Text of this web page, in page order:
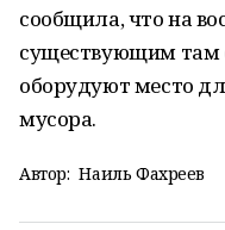
сообщила, что на
существующим там
оборудуют место
мусора.
Автор: Наиль Фахреев